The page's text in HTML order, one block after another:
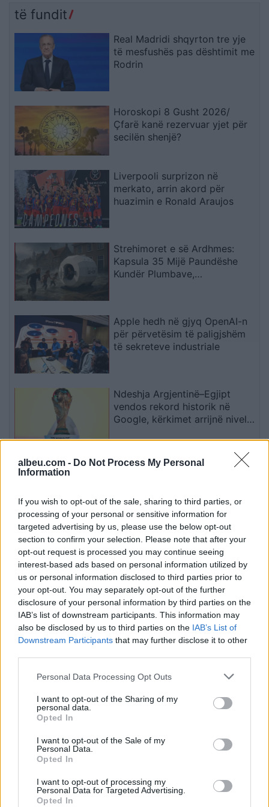
albeu.com - Do Not Process My Personal
Information
If you wish to opt-out of the sale, sharing to third parties, or
processing of your personal or sensitive information for
targeted advertising by us, please use the below opt-out
section to confirm your selection. Please note that after your
opt-out request is processed you may continue seeing
interest-based ads based on personal information utilized by
us or personal information disclosed to third parties prior to
your opt-out. You may separately opt-out of the further
disclosure of your personal information by third parties on the
IAB’s list of downstream participants. This information may
also be disclosed by us to third parties on the IAB’s List of
Downstream Participants that may further disclose it to other
Personal Data Processing Opt Outs
I want to opt-out of the Sharing of my
personal data.
Opted In
I want to opt-out of the Sale of my
Personal Data.
Opted In
I want to opt-out of processing my
Personal Data for Targeted Advertising.
Opted In
të fundit
Real Madridi shqyrton tre yje
të mesfushës pas dështimit me
Rodrin
Horoskopi 8 Gusht 2026/
Çfarë kanë rezervuar yjet për
secilën shenjë?
Liverpooli surprizon në
merkato, arrin akord për
huazimin e Ronald Araujos
Strehimoret e së Ardhmes:
Kapsula 35 Mijë Paundëshe
Kundër Plumbave,
Apple hedh në gjyq OpenAI-n
për përvetësim të paligjshëm
të sekreteve industriale
Ndeshja Argjentinë–Egjipt
vendos rekord historik në
Google, kërkimet arrijnë nivele
Kina zbulon robotë humanoidë
Esim for Global
for Turkey|Esim for Germany|Esim for Greece |
for Asia|Esim for World Cup 2026